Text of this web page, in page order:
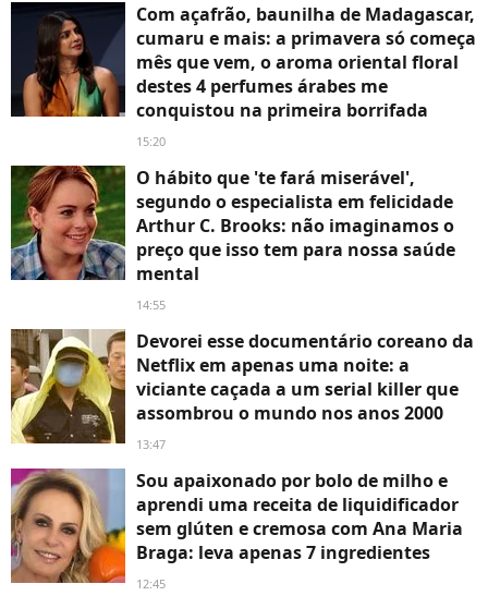
Com açafrão, baunilha de Madagascar,
cumaru e mais: a primavera só começa
mês que vem, o aroma oriental floral
destes 4 perfumes árabes me
conquistou na primeira borrifada
15:20
O hábito que 'te fará miserável',
segundo o especialista em felicidade
Arthur C. Brooks: não imaginamos o
preço que isso tem para nossa saúde
mental
14:55
Devorei esse documentário coreano da
Netflix em apenas uma noite: a
viciante caçada a um serial killer que
assombrou o mundo nos anos 2000
13:47
Sou apaixonado por bolo de milho e
aprendi uma receita de liquidificador
sem glúten e cremosa com Ana Maria
Braga: leva apenas 7 ingredientes
12:45